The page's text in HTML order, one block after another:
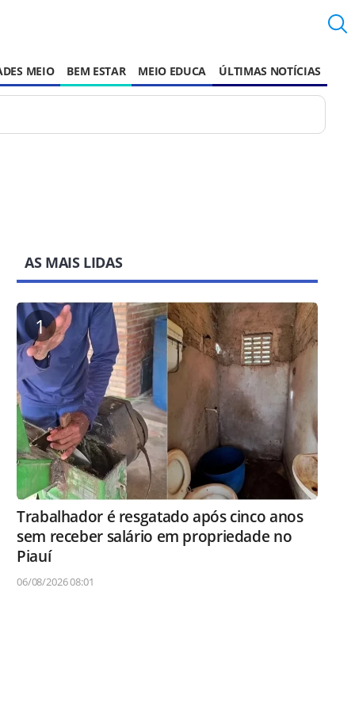
MEIO BEM ESTAR MEIO EDUCA ÚLTIMAS NOTÍCIAS
AS MAIS LIDAS
1
Trabalhador é resgatado após cinco anos
sem receber salário em propriedade no
Piauí
06/08/2026 08:01